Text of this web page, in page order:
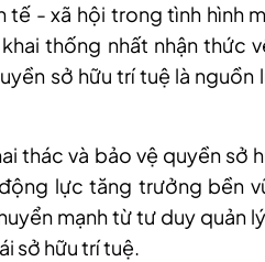
- xã hội trong tình hình
thống nhất nhận thức
sở hữu trí tuệ là nguồn
thác và bảo vệ quyền sở
lực tăng trưởng bền
mạnh từ tư duy quản
sở hữu trí tuệ.